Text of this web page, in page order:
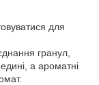
для
гранул,
а ароматні